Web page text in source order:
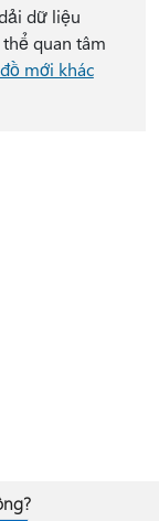
dữ liệu
quan tâm
mới khác